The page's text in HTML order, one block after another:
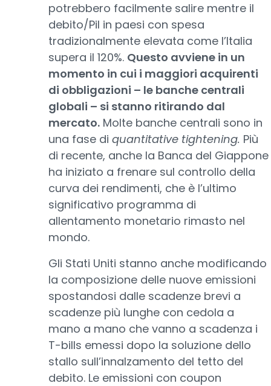
potrebbero facilmente salire mentre il
debito/Pil in paesi con spesa
tradizionalmente elevata come l’Italia
supera il 120%. Questo avviene in un
momento in cui i maggiori acquirenti
di obbligazioni – le banche centrali
globali – si stanno ritirando dal
mercato. Molte banche centrali sono in
una fase di quantitative tightening. Più
di recente, anche la Banca del Giappone
ha iniziato a frenare sul controllo della
curva dei rendimenti, che è l’ultimo
significativo programma di
allentamento monetario rimasto nel
mondo.
Gli Stati Uniti stanno anche modificando
la composizione delle nuove emissioni
spostandosi dalle scadenze brevi a
scadenze più lunghe con cedola a
mano a mano che vanno a scadenza i
T-bills emessi dopo la soluzione dello
stallo sull’innalzamento del tetto del
debito. Le emissioni con coupon